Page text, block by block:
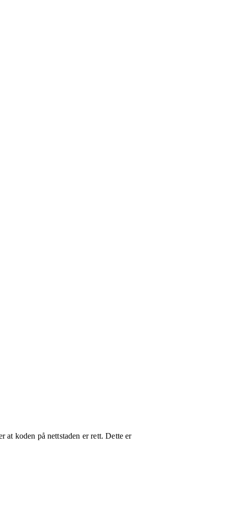
koden på nettstaden er rett. Dette er